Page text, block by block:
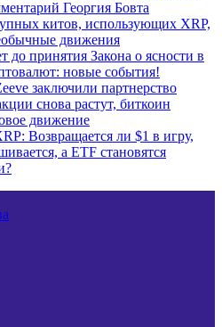
Георгия Бовта
китов, использующих XRP,
движения
до принятия Закона о ясности в
новые события!
заключили партнерство
снова растут, биткоин
движение
Возвращается ли $1 в игру,
а ETF становятся